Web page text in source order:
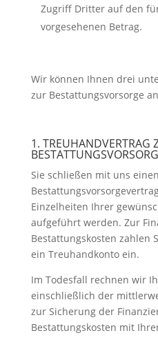
Zugriff Dritter auf den
vorgesehenen Betrag.
Wir können Ihnen drei
zur Bestattungsvorsorge
1. TREUHANDVERTRAG
Sie schließen mit uns einen
Einzelheiten Ihrer
aufgeführt werden. Zur
Bestattungskosten zahlen
ein Treuhandkonto ein.
Im Todesfall rechnen wir
einschließlich der
zur Sicherung der
Bestattungskosten mit